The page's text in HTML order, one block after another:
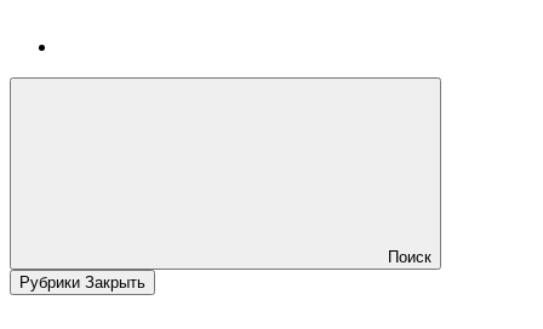
Поиск
Рубрики Закрыть